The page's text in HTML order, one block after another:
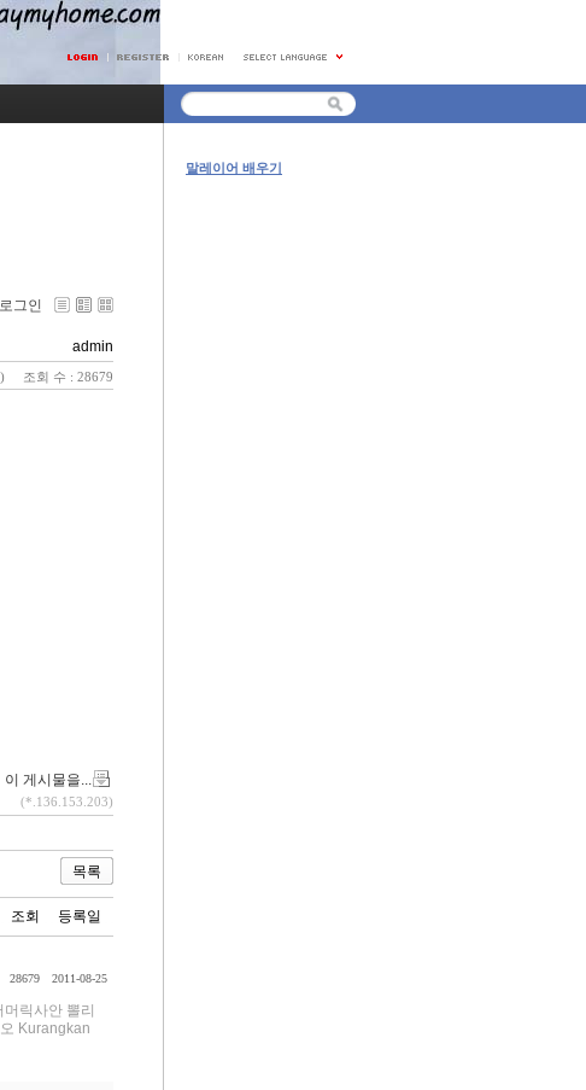
로그인
admin
조회 수 : 28679
이 게시물을...
(*.136.153.203)
목록
조회 등록일
28679 2011-08-25
릭사안 뽈리
Kurangkan
말레이어 배우기